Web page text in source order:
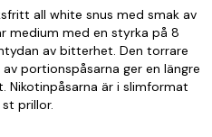
all white snus med smak av
medium med en styrka på 8
av bitterhet. Den torrare
portionspåsarna ger en längre
Nikotinpåsarna är i slimformat
prillor.